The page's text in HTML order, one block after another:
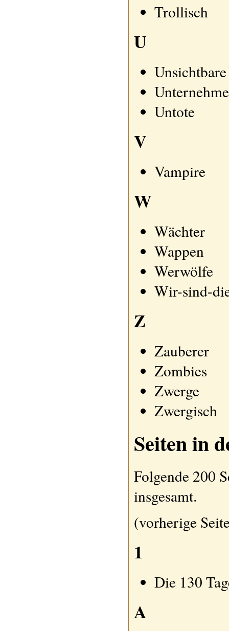
Trollisch
U
Untote
V
Vampire
W
Wächter
Wappen
Werwölfe
Wir-sind-
Z
Zauberer
Zombies
Zwerge
Zwergisch
Seiten in
Folgende 200
insgesamt.
(vorherige
1
Die 130
A